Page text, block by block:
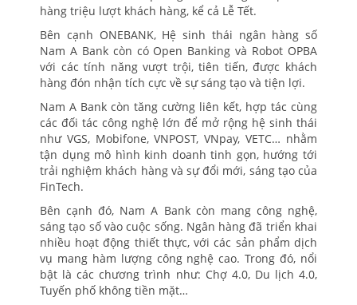
hàng triệu lượt khách hàng, kể cả Lễ Tết.
Bên cạnh ONEBANK, Hệ sinh thái ngân hàng số
Nam A Bank còn có Open Banking và Robot OPBA
với các tính năng vượt trội, tiên tiến, được khách
hàng đón nhận tích cực về sự sáng tạo và tiện lợi.
Nam A Bank còn tăng cường liên kết, hợp tác cùng
các đối tác công nghệ lớn để mở rộng hệ sinh thái
như VGS, Mobifone, VNPOST, VNpay, VETC… nhằm
tận dụng mô hình kinh doanh tinh gọn, hướng tới
trải nghiệm khách hàng và sự đổi mới, sáng tạo của
FinTech.
Bên cạnh đó, Nam A Bank còn mang công nghệ,
sáng tạo số vào cuộc sống. Ngân hàng đã triển khai
nhiều hoạt động thiết thực, với các sản phẩm dịch
vụ mang hàm lượng công nghệ cao. Trong đó, nổi
bật là các chương trình như: Chợ 4.0, Du lịch 4.0,
Tuyến phố không tiền mặt…